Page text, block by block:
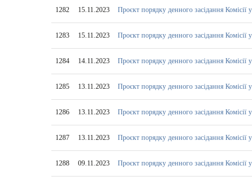
1282 15.11.2023 Проєкт порядку денного засідання
1283 15.11.2023 Проєкт порядку денного засідання Комісії
1284 14.11.2023 Проєкт порядку денного засідання Комісії
1285 13.11.2023 Проєкт порядку денного засідання Комісії
1286 13.11.2023 Проєкт порядку денного засідання Комісії
1287 13.11.2023 Проєкт порядку денного засідання Комісії
1288 09.11.2023 Проєкт порядку денного засідання Комісії